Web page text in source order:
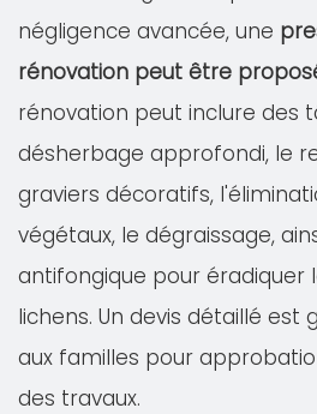
négligence avancée, une
rénovation peut être
rénovation peut inclure des
désherbage approfondi, le
graviers décoratifs,
végétaux, le dégraissage,
antifongique pour éradiquer
lichens. Un devis détaillé
aux familles pour
des travaux.